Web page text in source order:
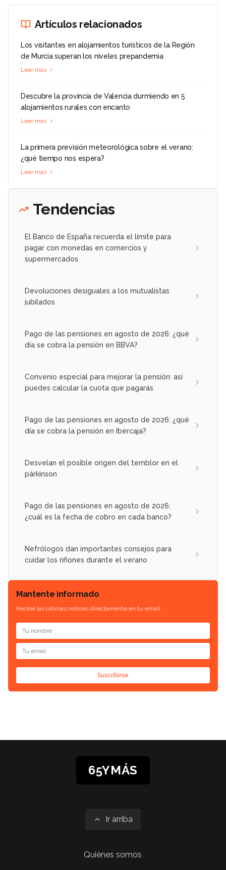
Artículos relacionados
Los visitantes en alojamientos turísticos de la Región
de Murcia superan los niveles prepandemia
Leer más
Descubre la provincia de Valencia durmiendo en 5
alojamientos rurales con encanto
Leer más
La primera previsión meteorológica sobre el verano:
¿qué tiempo nos espera?
Leer más
Tendencias
El Banco de España recuerda el límite para
pagar con monedas en comercios y
supermercados
Devoluciones desiguales a los mutualistas
jubilados
Pago de las pensiones en agosto de 2026: ¿qué
día se cobra la pensión en BBVA?
Convenio especial para mejorar la pensión: así
puedes calcular la cuota que pagarás
Pago de las pensiones en agosto de 2026: ¿qué
día se cobra la pensión en Ibercaja?
Desvelan el posible origen del temblor en el
párkinson
Pago de las pensiones en agosto de 2026:
¿cuál es la fecha de cobro en cada banco?
Nefrólogos dan importantes consejos para
cuidar los riñones durante el verano
Mantente informado
Recibe las últimas noticias directamente en tu email.
Suscribirse
65YMÁS
Ir arriba
Quiénes somos